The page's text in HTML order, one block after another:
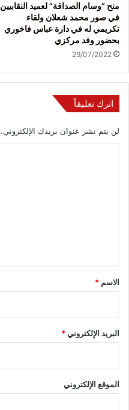
منح “وسام الصداقة” لعميد النقابيين
في صور محمد شعلان ولقاء
تكريمي له في دارة عباس فاخوري
بحضور وفد مركزي
29/07/2022
اترك تعليقاً
لن يتم نشر عنوان بريدك الإلكتروني.
*
الاسم *
البريد الإلكتروني*
الموقع الإلكتروني